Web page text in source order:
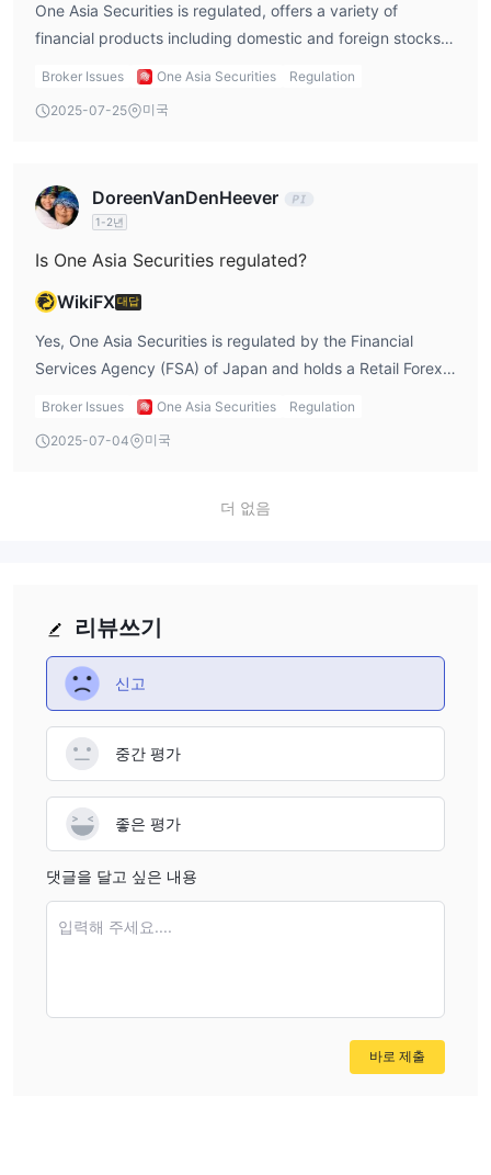
One Asia Securities is regulated, offers a variety of
financial products including domestic and foreign stocks,
index futures, and options. The platform also provides free
Broker Issues One Asia Securities Regulation
2025-07-25 미국
DoreenVanDenHeever
1-2년
Is One Asia Securities regulated?
WikiFX대답
Yes, One Asia Securities is regulated by the Financial
Services Agency (FSA) of Japan and holds a Retail Forex
License with operation number No. 201 issued by the
Broker Issues One Asia Securities Regulation
2025-07-04 미국
더 없음
리뷰쓰기
신고
중간 평가
좋은 평가
댓글을 달고 싶은 내용
입력해 주세요....
바로 제출